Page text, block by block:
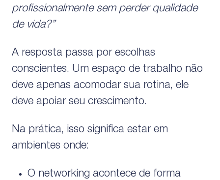
profissionalmente sem perder qualidade
de vida?”
A resposta passa por escolhas
conscientes. Um espaço de trabalho não
deve apenas acomodar sua rotina, ele
deve apoiar seu crescimento.
Na prática, isso significa estar em
ambientes onde:
O networking acontece de forma